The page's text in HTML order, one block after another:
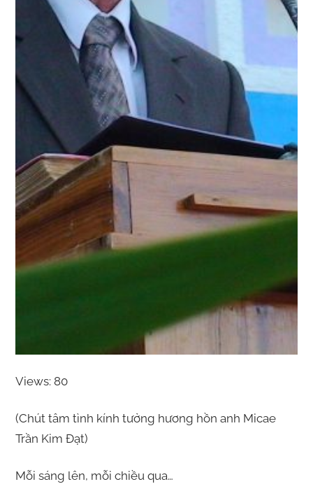
Views: 80
(Chút tâm tình kính tưởng hương hồn anh Micae
Trần Kim Đạt)
Mỗi sáng lên, mỗi chiều qua…